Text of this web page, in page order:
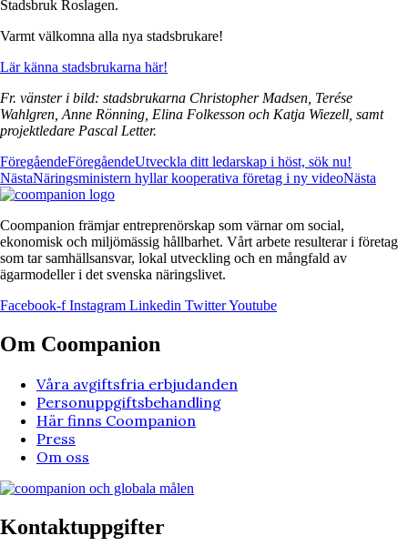
Stadsbruk Roslagen.
Varmt välkomna alla nya stadsbrukare!
Lär känna stadsbrukarna här!
Fr. vänster i bild: stadsbrukarna Christopher Madsen, Terése
Wahlgren, Anne Rönning, Elina Folkesson och Katja Wiezell, samt
projektledare Pascal Letter.
FöregåendeFöregåendeUtveckla ditt ledarskap i höst, sök nu!
NästaNäringsministern hyllar kooperativa företag i ny videoNästa
Coompanion främjar entreprenörskap som värnar om social,
ekonomisk och miljömässig hållbarhet. Vårt arbete resulterar i företag
som tar samhällsansvar, lokal utveckling och en mångfald av
ägarmodeller i det svenska näringslivet.
Facebook-f Instagram Linkedin TwitterYoutube
Om Coompanion
Våra avgiftsfria erbjudanden
Personuppgiftsbehandling
Här finns Coompanion
Press
Om oss
Kontaktuppgifter